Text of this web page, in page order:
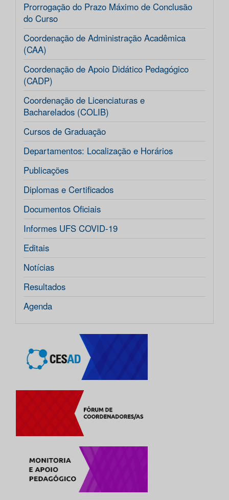
Prorrogação do Prazo Máximo de Conclusão
do Curso
Coordenação de Administração Acadêmica
(CAA)
Coordenação de Apoio Didático Pedagógico
(CADP)
Coordenação de Licenciaturas e
Bacharelados (COLIB)
Cursos de Graduação
Departamentos: Localização e Horários
Publicações
Diplomas e Certificados
Documentos Oficiais
Informes UFS COVID-19
Editais
Notícias
Resultados
Agenda